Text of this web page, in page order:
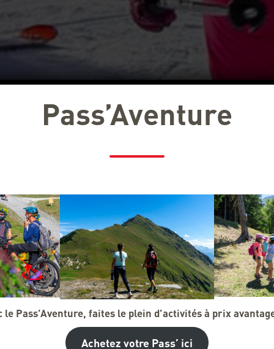
Pass’Aventure
le Pass’Aventure, faites le plein d’activités à prix
Achetez votre Pass’ ici